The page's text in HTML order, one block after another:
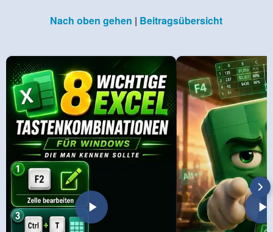
Nach oben gehen | Beitragsübersicht